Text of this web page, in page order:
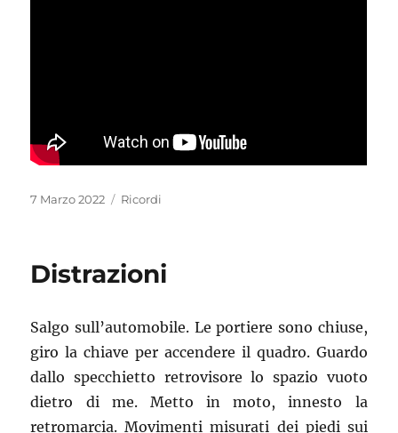
Pubblicato
7 Marzo 2022 Categorie
Ricordi
Distrazioni
Salgo sull’automobile. Le portiere sono chiuse,
giro la chiave per accendere il quadro. Guardo
dallo specchietto retrovisore lo spazio vuoto
dietro di me. Metto in moto, innesto la
retromarcia. Movimenti misurati dei piedi sui